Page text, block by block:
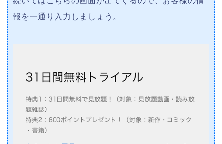
報を一通り入力しましょう。